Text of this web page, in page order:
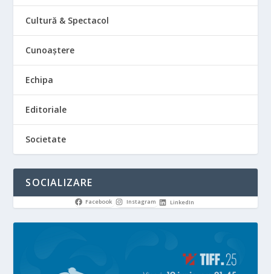
Cultură & Spectacol
Cunoaștere
Echipa
Editoriale
Societate
SOCIALIZARE
Facebook Instagram LinkedIn